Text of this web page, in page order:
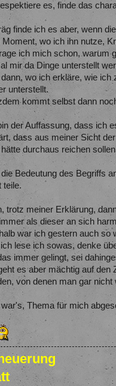
es, finde das
finde ich es aber, wenn
Moment, wo ich ihn nutze,
ich mich schon, warum
mir da Dinge unterstellt
wo ich erkläre, wie
unterstellt.
kommt selbst dann
der Auffassung, dass ich
dass aus meiner Sicht
hätte durchaus reichen
Bedeutung des Begriffs
teile.
trotz meiner Erklärung,
als dieser an sich
war ich gestern auch so
lese ich sowas, denke
immer gelingt, sei
es aber mächtig auf den
von denen man gar
Thema für mich